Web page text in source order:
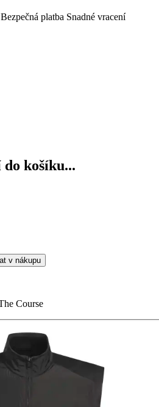
Bezpečná platba Snadné vracení
košíku...
v nákupu
Course